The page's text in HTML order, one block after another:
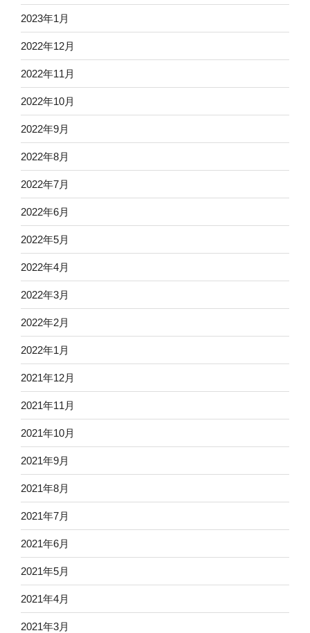
2023年1月
2022年12月
2022年11月
2022年10月
2022年9月
2022年8月
2022年7月
2022年6月
2022年5月
2022年4月
2022年3月
2022年2月
2022年1月
2021年12月
2021年11月
2021年10月
2021年9月
2021年8月
2021年7月
2021年6月
2021年5月
2021年4月
2021年3月